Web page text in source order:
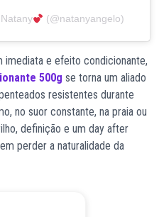
(@natanyangelo)
imediata e efeito condicionante,
500g se torna um aliado
resistentes durante
no suor constante, na praia ou
definição e um day after
perder a naturalidade da